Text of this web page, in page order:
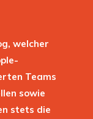
welcher
Teams
sowie
stets die